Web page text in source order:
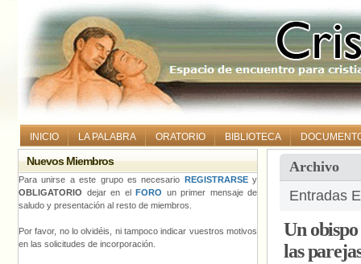
INICIO LA PALABRA ORATORIO BIBLIOTECA
Archivo
Entradas
Un
las
Nuevos Miembros
Para unirse a este grupo es necesario REGISTRARSEy
OBLIGATORIO dejar en el FORO un primer mensaje de
saludo y presentación al resto de miembros.
Por favor, no lo olvidéis, ni tampoco indicar vuestros motivos
en las solicitudes de incorporación.